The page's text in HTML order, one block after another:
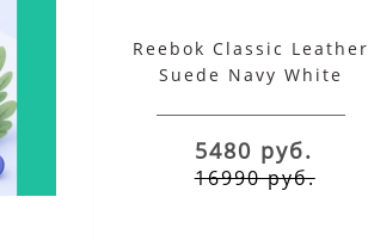
Reebok Classic Leather
Suede Navy White
5480 руб.
16990 руб.